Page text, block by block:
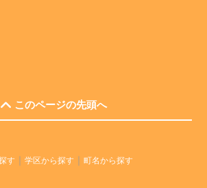
このページの先頭へ
す 学区から探す 町名から探す